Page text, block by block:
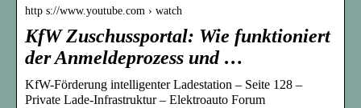
http s://www.youtube.com › watch
KfW Zuschussportal: Wie funktioniert
der Anmeldeprozess und …
KfW-Förderung intelligenter Ladestation – Seite 128 –
Private Lade-Infrastruktur – Elektroauto Forum